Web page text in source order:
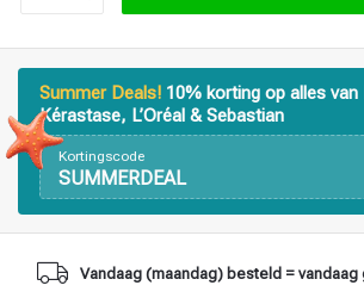
Stylingprodukte
Summer Deals! 10% korting op alles van
Kérastase, L’Oréal & Sebastian
Kortingscode
SUMMERDEAL
Vandaag (maandag) besteld = vandaag